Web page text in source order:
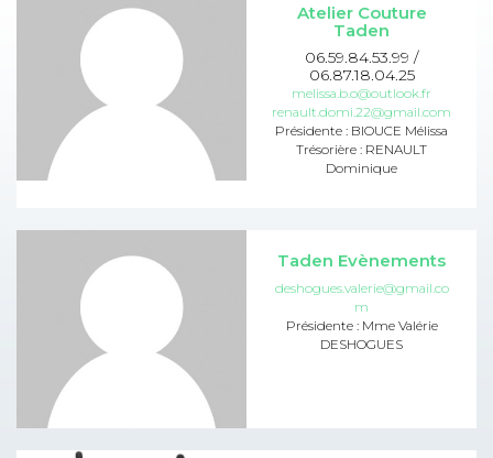
Atelier Couture
Taden
06.59.84.53.99 /
06.87.18.04.25
melissa.b.o@outlook.fr
renault.domi.22@gmail.com
Présidente : BIOUCE Mélissa
Trésorière : RENAULT
Dominique
Taden Evènements
deshogues.valerie@gmail.co
m
Présidente : Mme Valérie
DESHOGUES